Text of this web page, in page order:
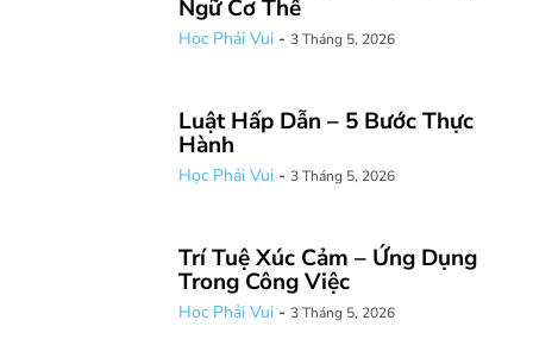
Ngữ Cơ Thể
Học Phải Vui - 3 Tháng 5, 2026
Luật Hấp Dẫn – 5 Bước Thực
Hành
Học Phải Vui - 3 Tháng 5, 2026
Trí Tuệ Xúc Cảm – Ứng Dụng
Trong Công Việc
Học Phải Vui - 3 Tháng 5, 2026